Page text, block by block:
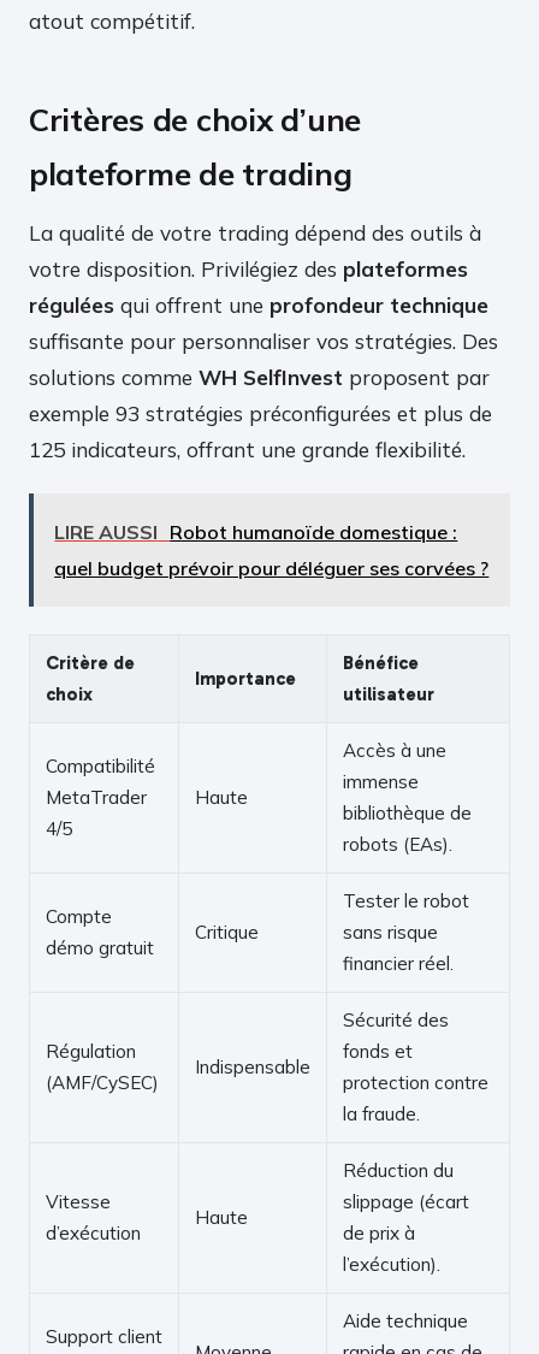
atout compétitif.
Critères de choix d’une
plateforme de trading
La qualité de votre trading dépend des outils à
votre disposition. Privilégiez des plateformes
régulées qui offrent une profondeur technique
suffisante pour personnaliser vos stratégies. Des
solutions comme WH SelfInvest proposent par
exemple 93 stratégies préconfigurées et plus de
125 indicateurs, offrant une grande flexibilité.
LIRE AUSSI Robot humanoïde domestique :
quel budget prévoir pour déléguer ses corvées ?
Critère de
choix
Importance
Bénéfice
utilisateur
Compatibilité
MetaTrader
4/5
Haute
Accès à une
immense
bibliothèque de
robots (EAs).
Compte
démo gratuit
Critique
Tester le robot
sans risque
financier réel.
Régulation
(AMF/CySEC)
Indispensable
Sécurité des
fonds et
protection contre
la fraude.
Vitesse
d’exécution
Haute
Réduction du
slippage (écart
de prix à
l’exécution).
Support client
Aide technique